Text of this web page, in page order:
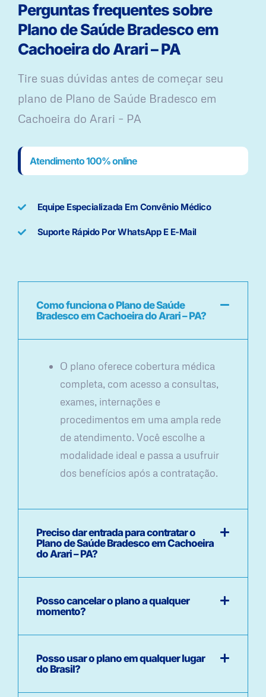
Perguntas frequentes sobre
Plano de Saúde Bradesco em
Cachoeira do Arari – PA
Tire suas dúvidas antes de começar seu
plano ​de Plano de Saúde Bradesco em
Cachoeira do Arari – PA
Atendimento 100% online
Equipe Especializada Em Convênio Médico
Suporte Rápido Por WhatsApp E E-Mail
Como funciona o Plano de Saúde
Bradesco em Cachoeira do Arari – PA?
O plano oferece cobertura médica
completa, com acesso a consultas,
exames, internações e
procedimentos em uma ampla rede
de atendimento. Você escolhe a
modalidade ideal e passa a usufruir
dos benefícios após a contratação.
Preciso dar entrada para contratar o
Plano de Saúde Bradesco em Cachoeira
do Arari – PA?
Posso cancelar o plano a qualquer
momento?
Posso usar o plano em qualquer lugar
do Brasil?